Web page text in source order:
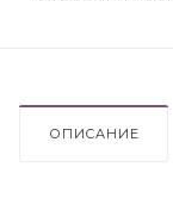
ОПИСАНИЕ